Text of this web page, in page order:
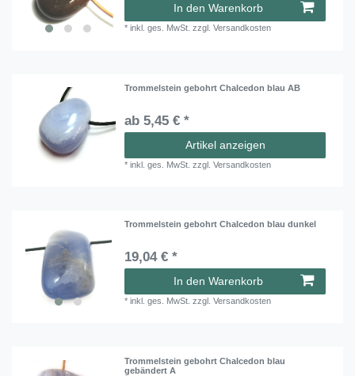
In den Warenkorb
*inkl. ges. MwSt. zzgl.Versandkosten
Trommelstein gebohrt Chalcedon blau AB
ab 5,45 € *
Artikel anzeigen
*inkl. ges. MwSt. zzgl.Versandkosten
Trommelstein gebohrt Chalcedon blau dunkel
19,04 € *
In den Warenkorb
*inkl. ges. MwSt. zzgl.Versandkosten
Trommelstein gebohrt Chalcedon blau
gebändert A